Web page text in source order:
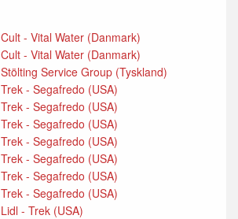
Cult - Vital Water (Danmark)
Cult - Vital Water (Danmark)
Stölting Service Group (Tyskland)
Trek - Segafredo (USA)
Trek - Segafredo (USA)
Trek - Segafredo (USA)
Trek - Segafredo (USA)
Trek - Segafredo (USA)
Trek - Segafredo (USA)
Trek - Segafredo (USA)
Lidl - Trek (USA)